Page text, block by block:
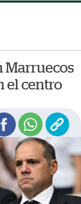
Marruecos
el centro